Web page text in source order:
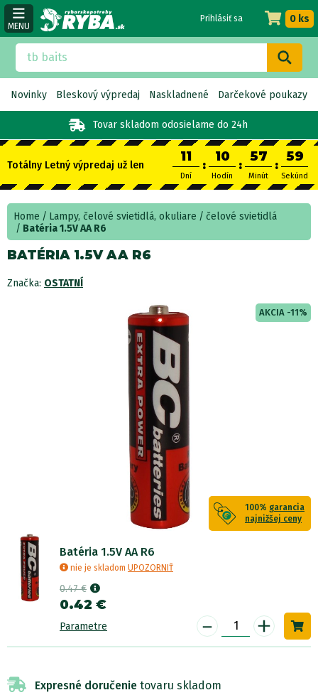
MENU
Tovar skladom odosielame do 24h
Prihlásiť sa 0 ks
Novinky Bleskový výpredaj Naskladnené Darčekové poukazy
Totálny Letný výpredaj už len
11
Dní
:
10
Hodín
:
57
Minút
:
57
Sekúnd
Home Lampy, čelové svietidlá, okuliare
čelové svietidlá
Batéria 1.5V AA R6
BATÉRIA 1.5V AA R6
Značka: OSTATNÍ
AKCIA -11%
100% garancia
najnižšej ceny
Batéria 1.5V AA R6
nie je skladom UPOZORNIŤ
0.47 €
0.42 €
Parametre - +
Expresné doručenie tovaru skladom